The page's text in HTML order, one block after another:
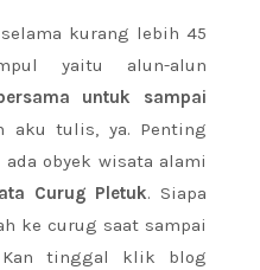
kurang lebih 45
yaitu alun-alun
untuk sampai
aku tulis, ya. Penting
obyek wisata alami
Curug Pletuk. Siapa
ke curug saat sampai
Kan tinggal klik blog